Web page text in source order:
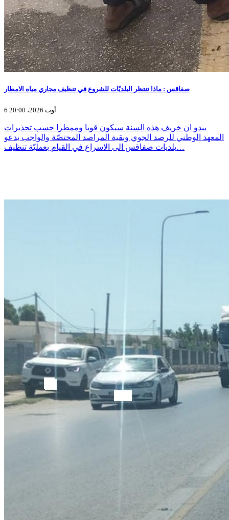
صفاقس : ماذا تنتظر البلديّات للشروع في تنظيف مجاري مياه الامطار
6 أوت 2026، 20:00
يبدو ان خريف هذه السنة سيكون قويا وممطرا حسب تحذيرات
المعهد الوطني للرصد الجوي وبقية المراصد المختصّة والواجب يدعو
بلديات صفاقس الى الاسراع في القيام بعمليّة تنظيف…